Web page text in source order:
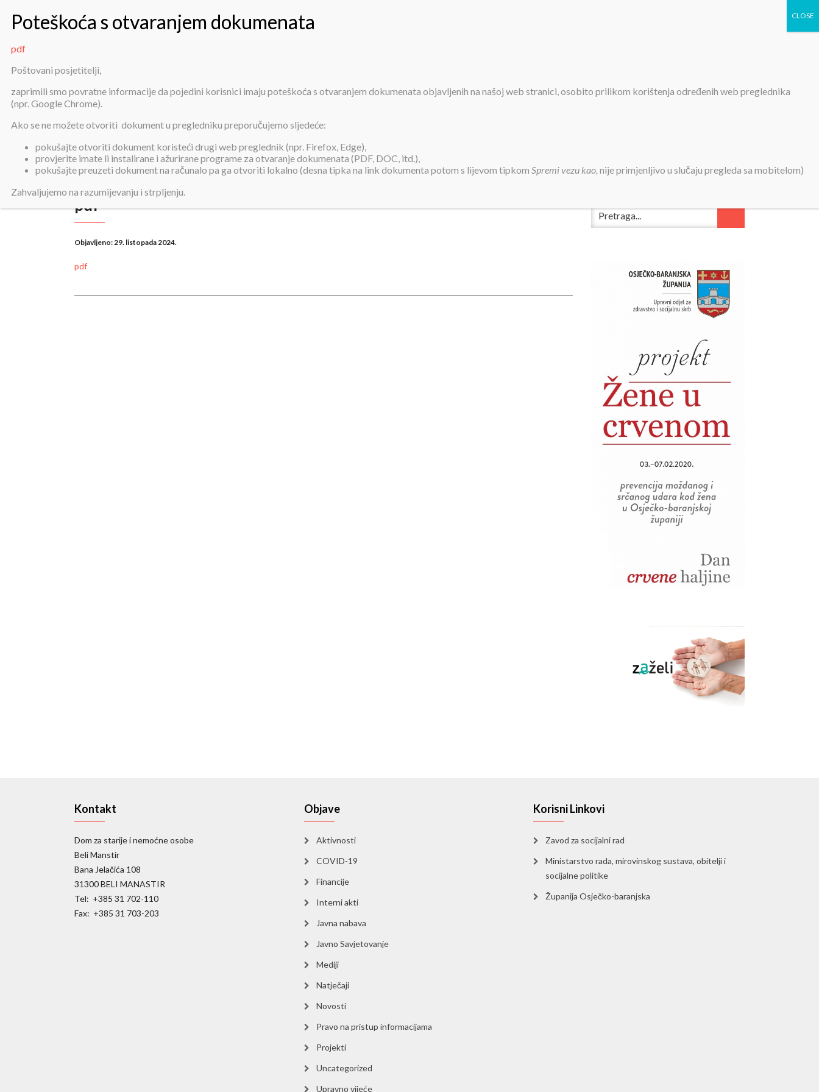
pdf
Objavljeno: 29. listopada 2024.
pdf
Kontakt
Dom za starije i nemoćne osobe
Beli Manstir
Bana Jelačića 108
31300 BELI MANASTIR
Tel: +385 31 702-110
Fax: +385 31 703-203
Objave
Aktivnosti
COVID-19
Financije
Interni akti
Javna nabava
Javno Savjetovanje
Mediji
Natječaji
Novosti
Pravo na pristup informacijama
Projekti
Uncategorized
Upravno vijeće
Korisni Linkovi
Zavod za socijalni rad
Ministarstvo rada, mirovinskog sustava, obitelji i
socijalne politike
Županija Osječko-baranjska
pdf
Poštovani posjetitelji,
zaprimili smo povratne informacije da pojedini korisnici imaju poteškoća s otvaranjem dokumenata objavljenih na našoj web stranici, osobito prilikom korištenja određenih web preglednika
(npr. Google Chrome).
Ako se ne možete otvoriti dokument u pregledniku preporučujemo sljedeće:
pokušajte otvoriti dokument koristeći drugi web preglednik (npr. Firefox, Edge),
provjerite imate li instalirane i ažurirane programe za otvaranje dokumenata (PDF, DOC, itd.),
pokušajte preuzeti dokument na računalo pa ga otvoriti lokalno (desna tipka na link dokumenta potom s lijevom tipkom Spremi vezu kao, nije primjenljivo u slučaju pregleda sa mobitelom)
Zahvaljujemo na razumijevanju i strpljenju.